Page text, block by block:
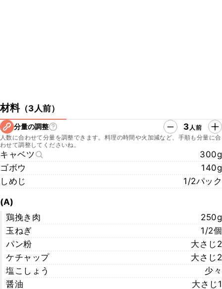
材料（3人前）
分量の調整 3人前
人数に合わせて分量を調整できます。料理の時間や火加減など、手順も分量に合
わせて調整してくださいね。
キャベツ
300g
ゴボウ
140g
しめじ
1/2パック
(A)
鶏挽き肉
250g
玉ねぎ
1/2個
パン粉
大さじ2
ケチャップ
大さじ2
塩こしょう
少々
醤油
大さじ1